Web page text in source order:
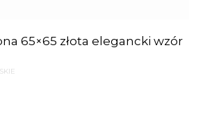
65×65 złota elegancki wzór